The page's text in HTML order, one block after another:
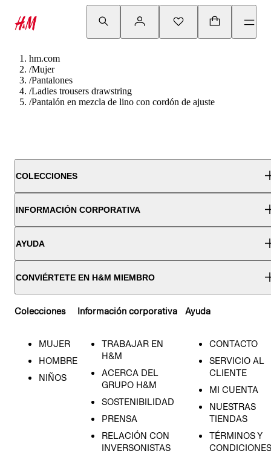
hm.com
/Mujer
/Pantalones
/Ladies trousers drawstring
/Pantalón en mezcla de lino con cordón de ajuste
COLECCIONES
INFORMACIÓN CORPORATIVA
AYUDA
CONVIÉRTETE EN H&M MIEMBRO
Colecciones
MUJER
HOMBRE
NIÑOS
Información corporativa
TRABAJAR EN
H&M
ACERCA DEL
GRUPO H&M
SOSTENIBILIDAD
PRENSA
RELACIÓN CON
INVERSONISTAS
Ayuda
CONTACTO
SERVICIO AL
CLIENTE
MI CUENTA
NUESTRAS
TIENDAS
TÉRMINOS Y
CONDICIONES